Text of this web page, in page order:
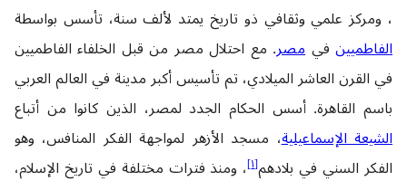
، ومركز علمي وثقافي ذو تاريخ يمتد لألف سنة، تأسس بواسطة
الفاطميينفيمصر. مع احتلال مصر من قبل الخلفاء الفاطميين
في القرن العاشر الميلادي، تم تأسيس أكبر مدينة في العالم العربي
باسم القاهرة. أسس الحكام الجدد لمصر، الذين كانوا من أتباع
الشيعة الإسماعيلية، مسجد الأزهر لمواجهة الفكر المنافس، وهو
الفكر السني في بلادهم[١]، ومنذ فترات مختلفة في تاريخ الإسلام،